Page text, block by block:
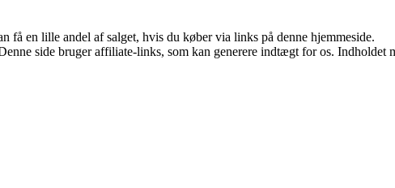
få en lille andel af salget, hvis du køber via links på denne hjemmeside.
side bruger affiliate-links, som kan generere indtægt for os. Indholdet